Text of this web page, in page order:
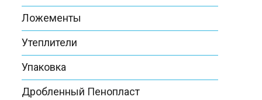
Ложементы
Утеплители
Упаковка
Дробленный Пенопласт